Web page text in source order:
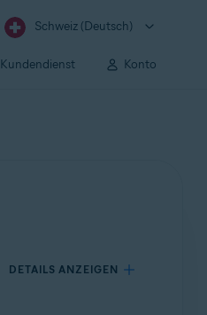
Schweiz (Deutsch)
Kundendienst Konto
DETAILS ANZEIGEN